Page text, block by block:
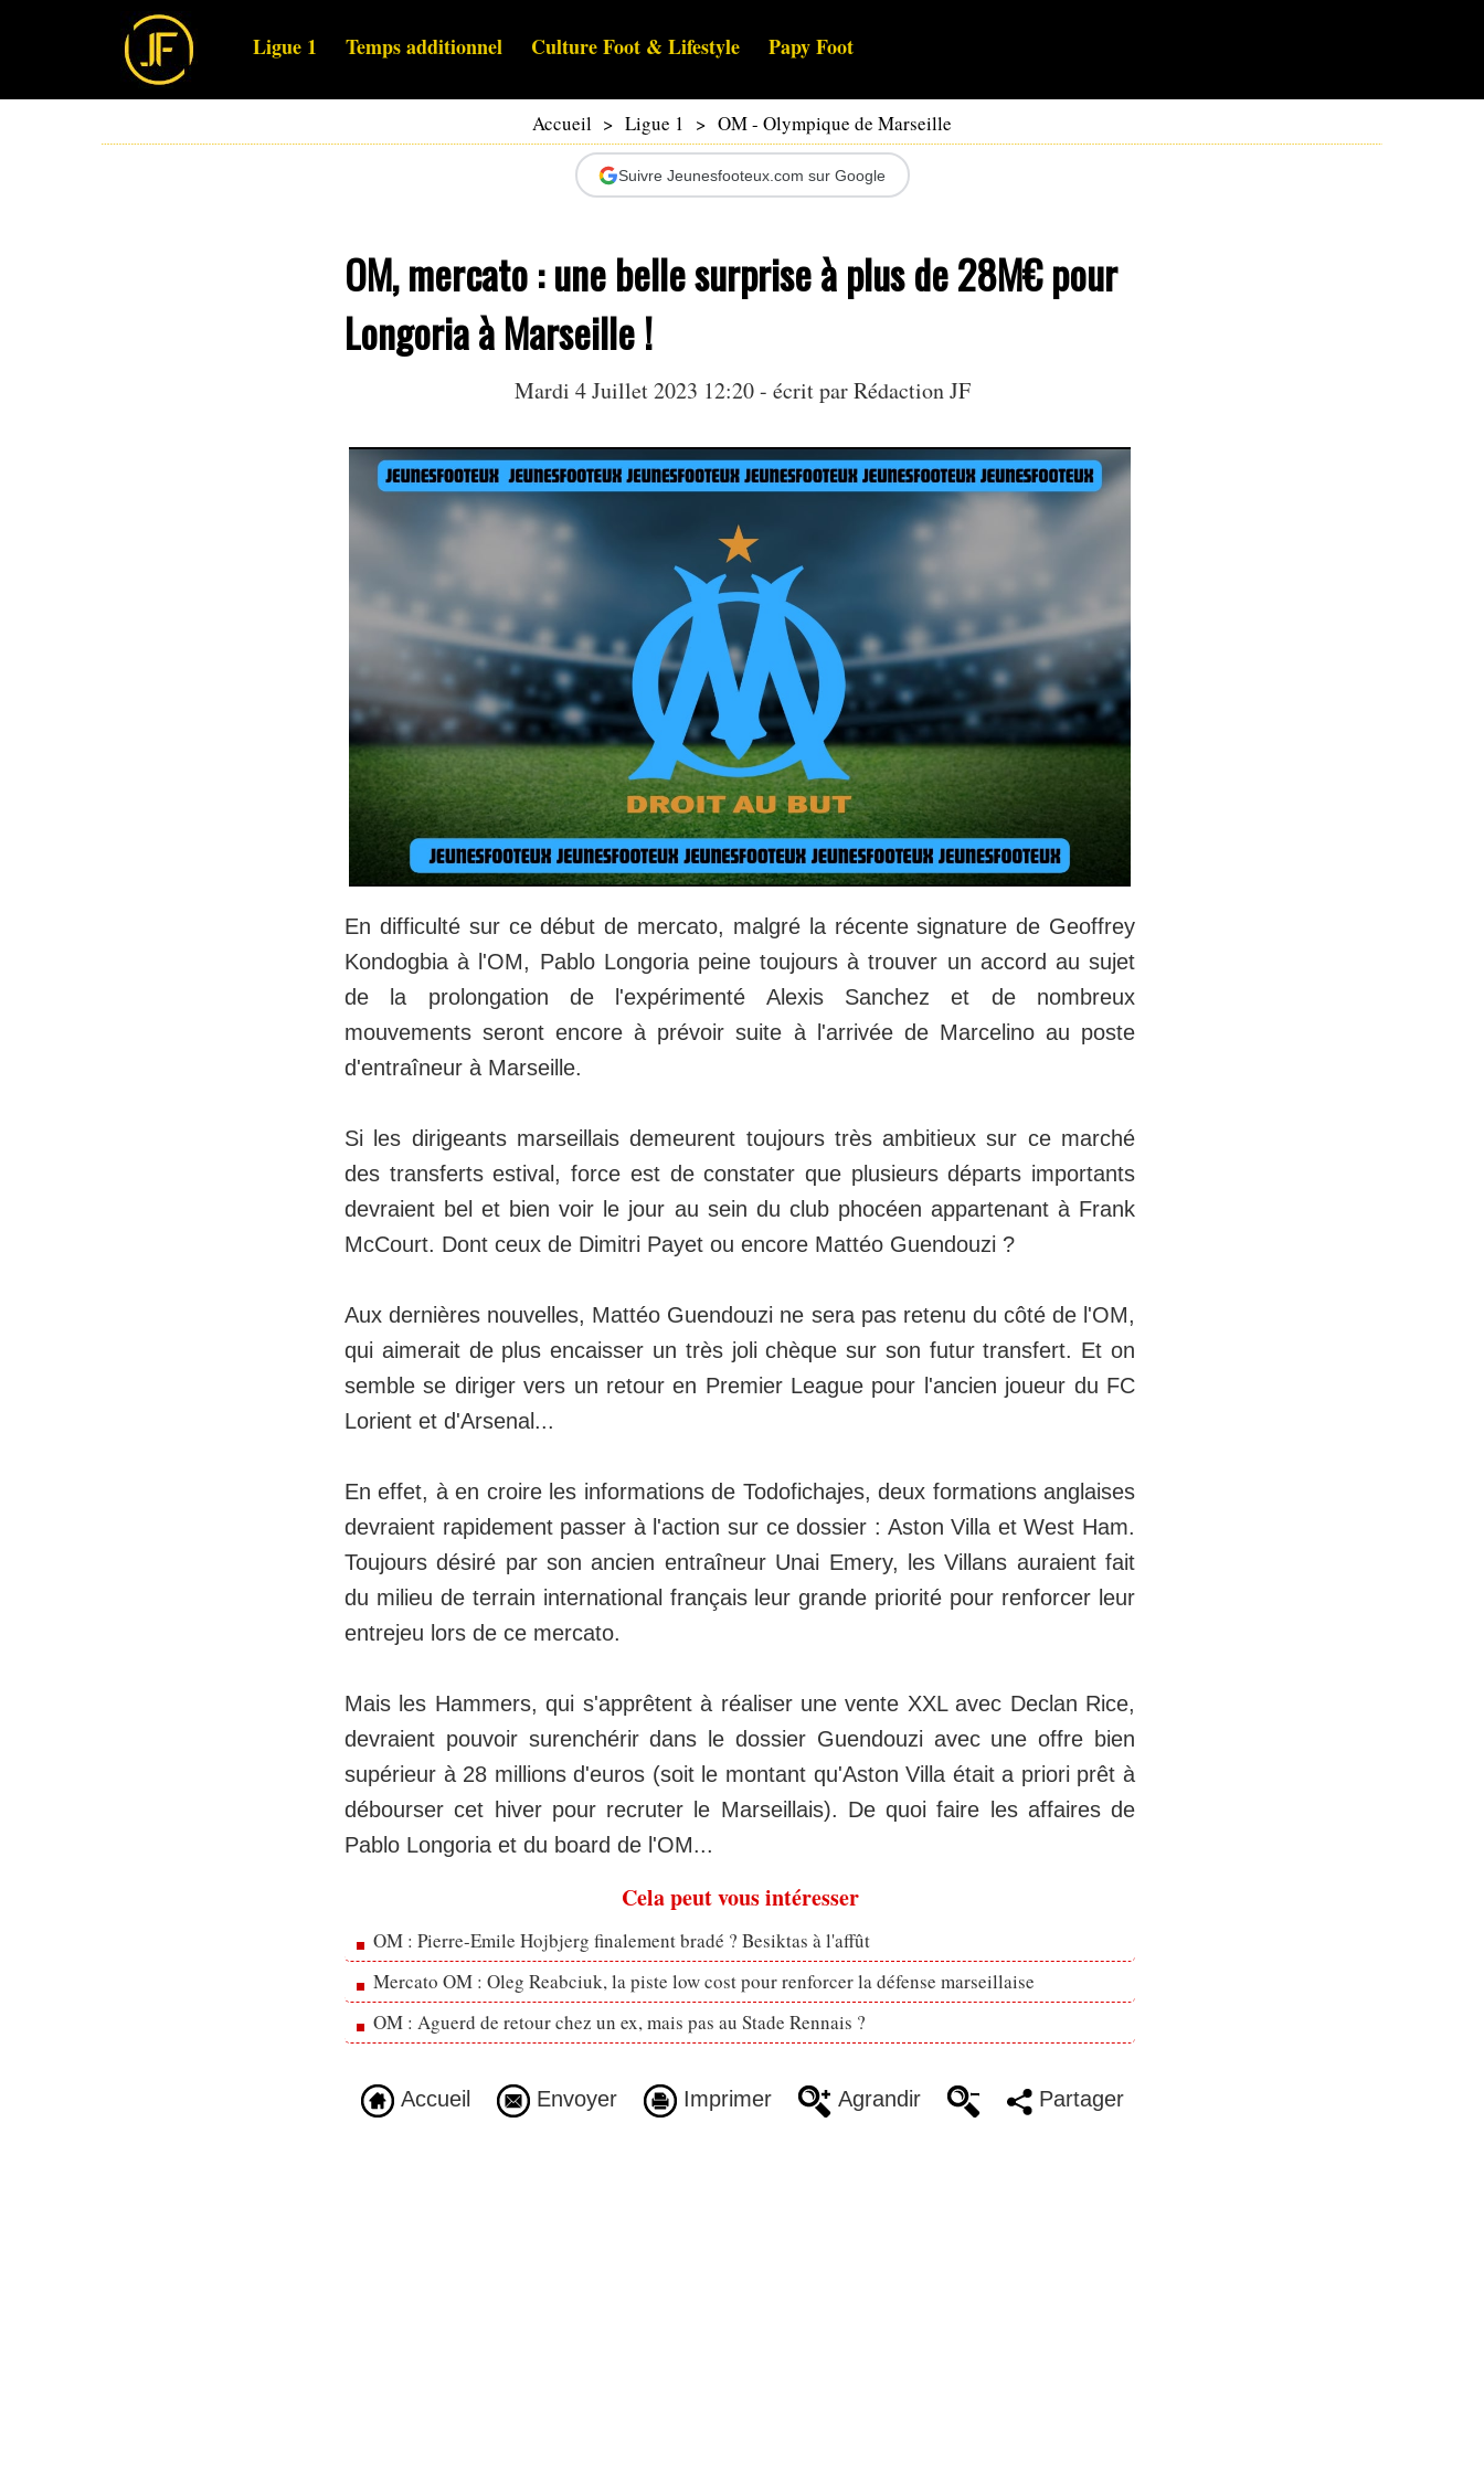
Ligue 1 Temps additionnel Culture Foot & Lifestyle Papy Foot
Accueil > Ligue 1 > OM - Olympique de Marseille
Suivre Jeunesfooteux.com sur Google
OM, mercato : une belle surprise à plus de 28M€ pour
Longoria à Marseille !
Mardi 4 Juillet 2023 12:20 - écrit par Rédaction JF
En difficulté sur ce début de mercato, malgré la récente signature de Geoffrey
Kondogbia à l'OM, Pablo Longoria peine toujours à trouver un accord au sujet
de la prolongation de l'expérimenté Alexis Sanchez et de nombreux
mouvements seront encore à prévoir suite à l'arrivée de Marcelino au poste
d'entraîneur à Marseille.
Si les dirigeants marseillais demeurent toujours très ambitieux sur ce marché
des transferts estival, force est de constater que plusieurs départs importants
devraient bel et bien voir le jour au sein du club phocéen appartenant à Frank
McCourt. Dont ceux de Dimitri Payet ou encore Mattéo Guendouzi ?
Aux dernières nouvelles, Mattéo Guendouzi ne sera pas retenu du côté de l'OM,
qui aimerait de plus encaisser un très joli chèque sur son futur transfert. Et on
semble se diriger vers un retour en Premier League pour l'ancien joueur du FC
Lorient et d'Arsenal...
En effet, à en croire les informations de Todofichajes, deux formations anglaises
devraient rapidement passer à l'action sur ce dossier : Aston Villa et West Ham.
Toujours désiré par son ancien entraîneur Unai Emery, les Villans auraient fait
du milieu de terrain international français leur grande priorité pour renforcer leur
entrejeu lors de ce mercato.
Mais les Hammers, qui s'apprêtent à réaliser une vente XXL avec Declan Rice,
devraient pouvoir surenchérir dans le dossier Guendouzi avec une offre bien
supérieur à 28 millions d'euros (soit le montant qu'Aston Villa était a priori prêt à
débourser cet hiver pour recruter le Marseillais). De quoi faire les affaires de
Pablo Longoria et du board de l'OM...
Cela peut vous intéresser
OM : Pierre-Emile Hojbjerg finalement bradé ? Besiktas à l'affût
Mercato OM : Oleg Reabciuk, la piste low cost pour renforcer la défense marseillaise
OM : Aguerd de retour chez un ex, mais pas au Stade Rennais ?
Accueil Envoyer Imprimer Agrandir Partager